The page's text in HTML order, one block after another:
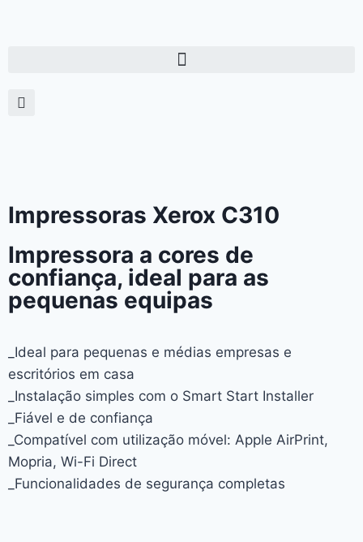
Impressoras Xerox C310
Impressora a cores de
confiança, ideal para as
pequenas equipas
_Ideal para pequenas e médias empresas e
escritórios em casa
_Instalação simples com o Smart Start Installer
_Fiável e de confiança
_Compatível com utilização móvel: Apple AirPrint,
Mopria, Wi-Fi Direct
_Funcionalidades de segurança completas